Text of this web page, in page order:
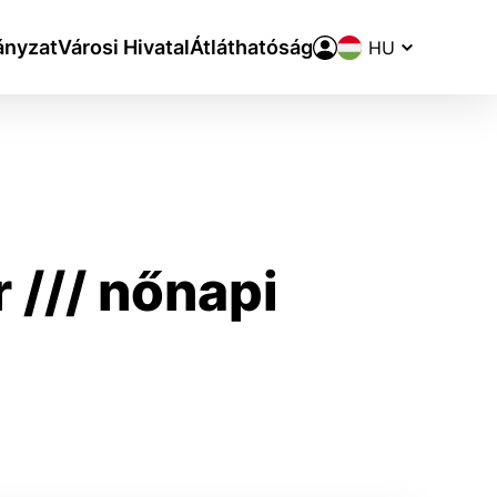
Városi HivatalÁtláthatóság Nyelvváltó
/// nőnapi